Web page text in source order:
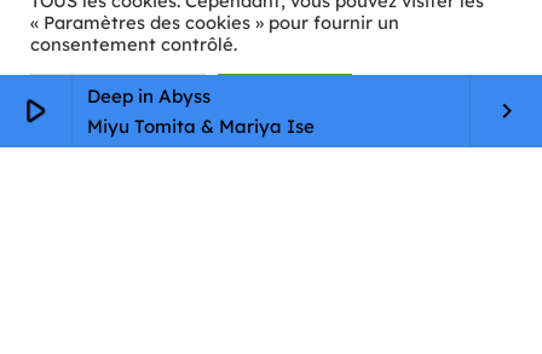
play_arrow
Deep in Abyss
Miyu Tomita & Mariya Ise
keyboard_arrow_right
✉️Contact
🦊Qui sommes-nous ?
📄
Mentions légales
« Paramètres des cookies » pour fournir un
consentement contrôlé.
Paramètres Cookie